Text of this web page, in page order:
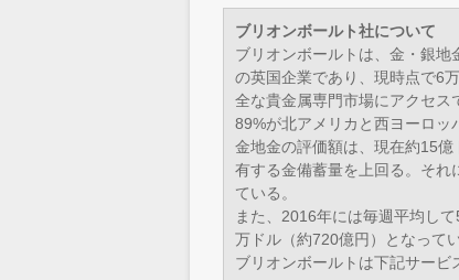
ブリオンボールト社について
ブリオンボールトは、金・銀
の英国企業であり、現時点で6
全な貴金属専門市場にアクセス
89%が北アメリカと西ヨーロッ
金地金の評価額は、現在約15
有する金備蓄量を上回る。そ
ている。
また、2016年には毎週平均し
万ドル（約720億円）となってい
ブリオンボールトは下記サービ